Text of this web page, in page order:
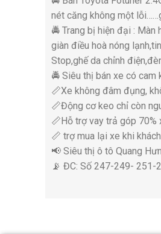
nét căng không một
🚔 Trang bị hiện đại :
giàn điều hoà nóng
Stop,ghế da chỉnh
🚔 Siêu thị bán xe có cam
📏Xe không đâm đụng,
📏Động cơ keo chỉ còn
📏Hỗ trợ vay trả góp 70%
📏 trợ mua lại xe khi
📢 Siêu thị ô tô Quang
📡 ĐC: Số 247-249- 251-